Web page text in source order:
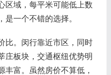
区域，每平米可能低上数
是一个不错的选择。
比。闵行靠近市区，同时
庄板块，交通枢纽优势明
丰富。虽然房价不算低，